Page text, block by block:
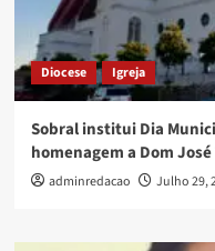
Diocese Igreja
Sobral institui Dia
homenagem a Dom
adminredacao Julho 29,